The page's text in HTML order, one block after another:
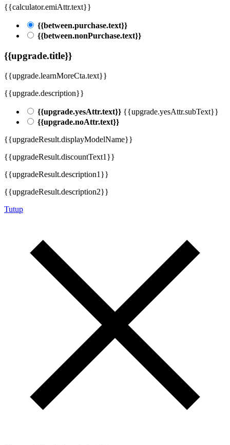
{{calculator.emiAttr.text}}
{{between.purchase.text}}
{{between.nonPurchase.text}}
{{upgrade.title}}
{{upgrade.learnMoreCta.text}}
{{upgrade.description}}
{{upgrade.yesAttr.text}} {{upgrade.yesAttr.subText}}
{{upgrade.noAttr.text}}
{{upgradeResult.displayModelName}}
{{upgradeResult.discountText1}}
{{upgradeResult.description1}}
{{upgradeResult.description2}}
Tutup